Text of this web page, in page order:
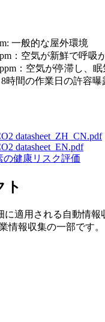
一般的な屋外環境
：空気が新鮮で呼吸
：空気が停滞し、
8時間の作業日の許容曝
datasheet_ZH_CN.pdf
datasheet_EN.pdf
の健康リスク評価
ト
に適用される自動情報
情報収集の一部です。